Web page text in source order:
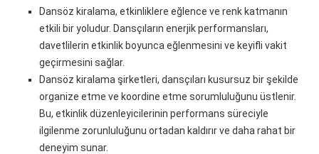
Dansöz kiralama, etkinliklere eğlence ve renk katmanın
etkili bir yoludur. Dansçıların enerjik performansları,
davetlilerin etkinlik boyunca eğlenmesini ve keyifli vakit
geçirmesini sağlar.
Dansöz kiralama şirketleri, dansçıları kusursuz bir şekilde
organize etme ve koordine etme sorumluluğunu üstlenir.
Bu, etkinlik düzenleyicilerinin performans süreciyle
ilgilenme zorunluluğunu ortadan kaldırır ve daha rahat bir
deneyim sunar.